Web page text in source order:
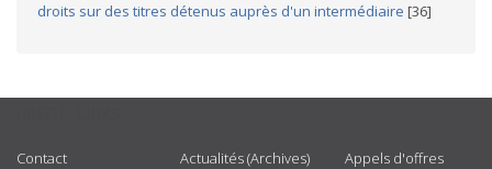
droits sur des titres détenus auprès d'un intermédiaire [36]
Contact
Actualités (Archives)
Appels d'offres